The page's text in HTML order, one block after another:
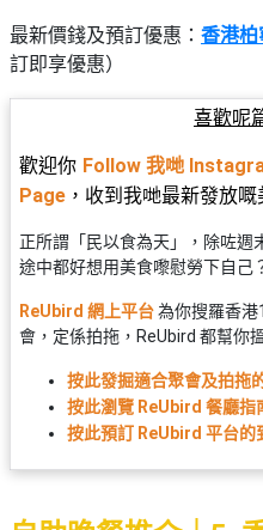
最新價錢及預訂優惠： 香港柏
訂即享優惠）
喜歡呢
歡迎你 Follow 我哋
Page ，收到我哋最新發放嘅
正所謂 「民以食為天」， 除咗週
途中都好想用美食嚟慰勞下自己
ReUbird 網上平台為你搜羅香港
會，定係拍拖，ReUbird 都幫你
按此發掘適合聚會及拍拖
按此瀏覽 ReUbird 餐廳指
按此預訂 ReUbird 平台的